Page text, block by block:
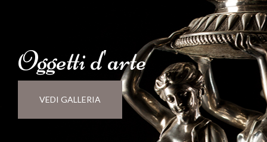
Oggetti d'arte
VEDI GALLERIA